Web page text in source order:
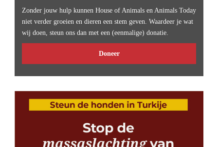
Zonder jouw hulp kunnen House of Animals en Animals Today
niet verder groeien en dieren een stem geven. Waardeer je wat
wij doen, steun ons dan met een (eenmalige) donatie.
Doneer